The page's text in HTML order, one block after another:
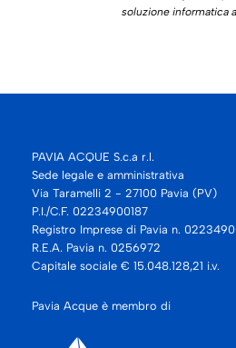
soluzione informatica
PAVIA ACQUE S.c.a r.l.
Sede legale e amministrativa
Via Taramelli 2 - 27100 Pavia (PV)
P.I./C.F. 02234900187
Registro Imprese di Pavia n.
R.E.A. Pavia n. 0256972
Capitale sociale € 15.048.128,21 i.v.
Pavia Acque è membro di